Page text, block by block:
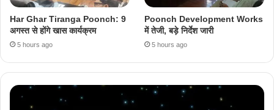
Har Ghar Tiranga Poonch: 9
अगस्त से होंगे खास कार्यक्रम
5 hours ago
Poonch Development Works
में तेजी, बड़े निर्देश जारी
5 hours ago